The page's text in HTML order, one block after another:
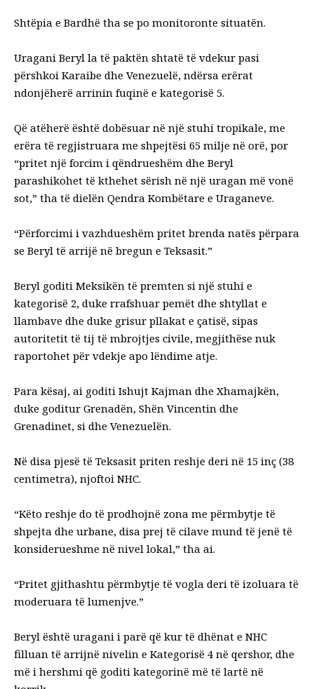
Shtëpia e Bardhë tha se po monitoronte situatën.
Uragani Beryl la të paktën shtatë të vdekur pasi
përshkoi Karaibe dhe Venezuelë, ndërsa erërat
ndonjëherë arrinin fuqinë e kategorisë 5.
Që atëherë është dobësuar në një stuhi tropikale, me
erëra të regjistruara me shpejtësi 65 milje në orë, por
“pritet një forcim i qëndrueshëm dhe Beryl
parashikohet të kthehet sërish në një uragan më vonë
sot,” tha të dielën Qendra Kombëtare e Uraganeve.
“Përforcimi i vazhdueshëm pritet brenda natës përpara
se Beryl të arrijë në bregun e Teksasit.”
Beryl goditi Meksikën të premten si një stuhi e
kategorisë 2, duke rrafshuar pemët dhe shtyllat e
llambave dhe duke grisur pllakat e çatisë, sipas
autoritetit të tij të mbrojtjes civile, megjithëse nuk
raportohet për vdekje apo lëndime atje.
Para kësaj, ai goditi Ishujt Kajman dhe Xhamajkën,
duke goditur Grenadën, Shën Vincentin dhe
Grenadinet, si dhe Venezuelën.
Në disa pjesë të Teksasit priten reshje deri në 15 inç (38
centimetra), njoftoi NHC.
“Këto reshje do të prodhojnë zona me përmbytje të
shpejta dhe urbane, disa prej të cilave mund të jenë të
konsiderueshme në nivel lokal,” tha ai.
“Pritet gjithashtu përmbytje të vogla deri të izoluara të
moderuara të lumenjve.”
Beryl është uragani i parë që kur të dhënat e NHC
filluan të arrijnë nivelin e Kategorisë 4 në qershor, dhe
më i hershmi që goditi kategorinë më të lartë në